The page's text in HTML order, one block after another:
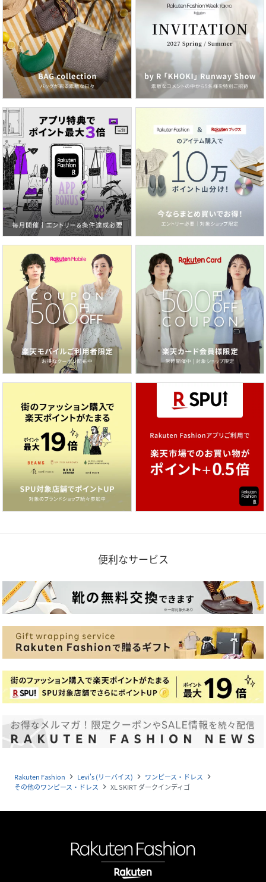
便利なサービス
Rakuten Fashion navigate_next Levi's (リーバイス) navigate_next ワンピース・ドレス navigate_next
その他のワンピース・ドレス navigate_next XL SKIRT ダークインディゴ